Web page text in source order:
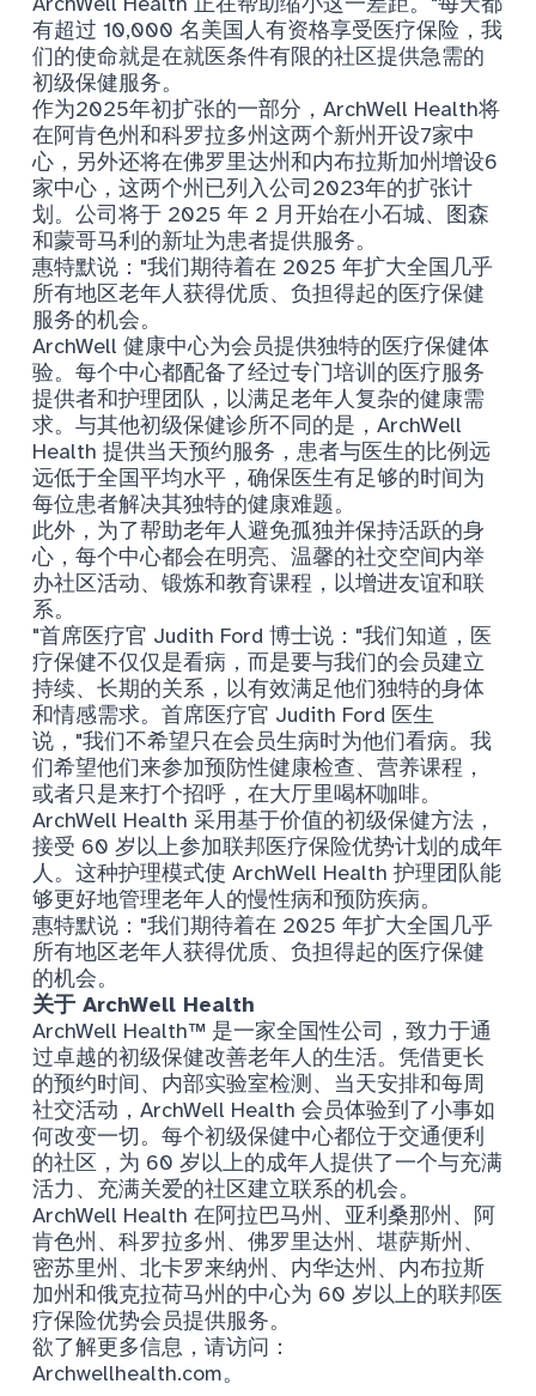
有超过 10,000 名美国人有资格享受医疗保险，我
们的使命就是在就医条件有限的社区提供急需的
初级保健服务。
作为2025年初扩张的一部分，ArchWell Health将
在阿肯色州和科罗拉多州这两个新州开设7家中
心，另外还将在佛罗里达州和内布拉斯加州增设6
家中心，这两个州已列入公司2023年的扩张计
划。公司将于 2025 年 2 月开始在小石城、图森
和蒙哥马利的新址为患者提供服务。
惠特默说："我们期待着在 2025 年扩大全国几乎
所有地区老年人获得优质、负担得起的医疗保健
服务的机会。
ArchWell 健康中心为会员提供独特的医疗保健体
验。每个中心都配备了经过专门培训的医疗服务
提供者和护理团队，以满足老年人复杂的健康需
求。与其他初级保健诊所不同的是，ArchWell
Health 提供当天预约服务，患者与医生的比例远
远低于全国平均水平，确保医生有足够的时间为
每位患者解决其独特的健康难题。
此外，为了帮助老年人避免孤独并保持活跃的身
心，每个中心都会在明亮、温馨的社交空间内举
办社区活动、锻炼和教育课程，以增进友谊和联
系。
"首席医疗官 Judith Ford 博士说："我们知道，医
疗保健不仅仅是看病，而是要与我们的会员建立
持续、长期的关系，以有效满足他们独特的身体
和情感需求。首席医疗官 Judith Ford 医生
说，"我们不希望只在会员生病时为他们看病。我
们希望他们来参加预防性健康检查、营养课程，
或者只是来打个招呼，在大厅里喝杯咖啡。
ArchWell Health 采用基于价值的初级保健方法，
接受 60 岁以上参加联邦医疗保险优势计划的成年
人。这种护理模式使 ArchWell Health 护理团队能
够更好地管理老年人的慢性病和预防疾病。
惠特默说："我们期待着在 2025 年扩大全国几乎
所有地区老年人获得优质、负担得起的医疗保健
的机会。
关于 ArchWell Health
ArchWell Health™ 是一家全国性公司，致力于通
过卓越的初级保健改善老年人的生活。凭借更长
的预约时间、内部实验室检测、当天安排和每周
社交活动，ArchWell Health 会员体验到了小事如
何改变一切。每个初级保健中心都位于交通便利
的社区，为 60 岁以上的成年人提供了一个与充满
活力、充满关爱的社区建立联系的机会。
ArchWell Health 在阿拉巴马州、亚利桑那州、阿
肯色州、科罗拉多州、佛罗里达州、堪萨斯州、
密苏里州、北卡罗来纳州、内华达州、内布拉斯
加州和俄克拉荷马州的中心为 60 岁以上的联邦医
疗保险优势会员提供服务。
欲了解更多信息，请访问：
Archwellhealth.com。